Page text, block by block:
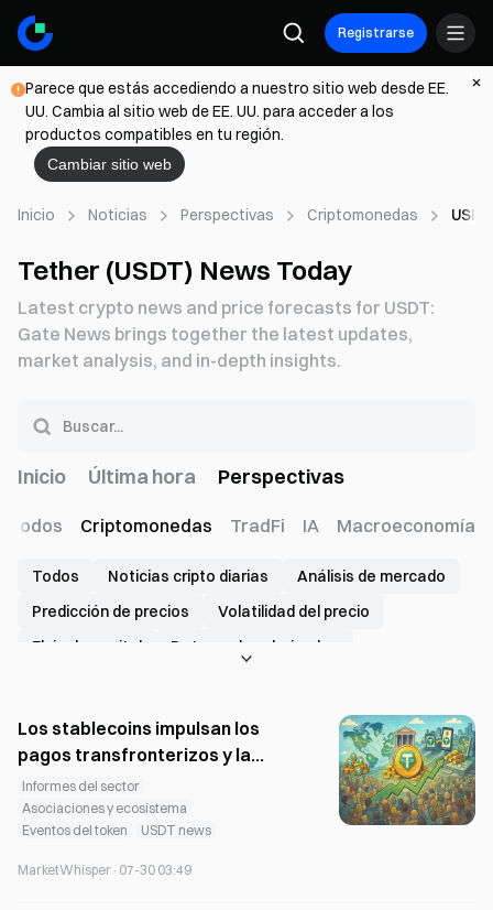
Registrarse
Parece que estás accediendo a nuestro sitio web desde EE.
UU. Cambia al sitio web de EE. UU. para acceder a los
productos compatibles en tu región.
Cambiar sitio web
Inicio Noticias Perspectivas Criptomonedas
Tether (USDT) News Today
Latest crypto news and price forecasts for USDT:
Gate News brings together the latest updates,
market analysis, and in-depth insights.
Inicio Última hora Perspectivas
Todos Criptomonedas TradFi IA Macroeconomía
Todos Noticias cripto diarias
Análisis de mercado
Predicción de precios
Volatilidad del precio
Flujo de capital
Datos sobre derivados
Avance del proyecto
Eventos del token
Asociaciones y ecosistema
Riesgo de exchange
Incidentes de seguridad
Datos on-chain
Informes del sector
Rankings y clasificaciones
Los stablecoins impulsan los
pagos transfronterizos y la
emisión de valores: 300 personas
en Tether generan 10 mil millones
de dólares en beneficios
Informes del sector
Asociaciones y ecosistema
Eventos del token
USDT news
MarketWhisper · 07-30 03:49